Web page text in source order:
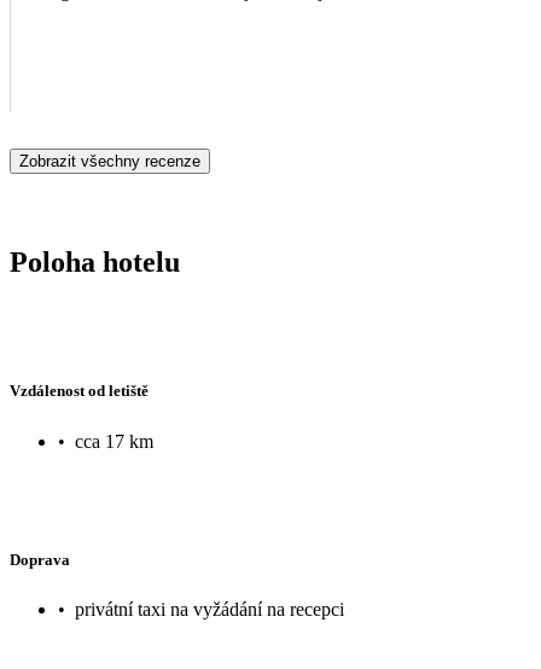
Zobrazit všechny recenze
Poloha hotelu
Vzdálenost od letiště
• cca 17 km
Doprava
• privátní taxi na vyžádání na recepci